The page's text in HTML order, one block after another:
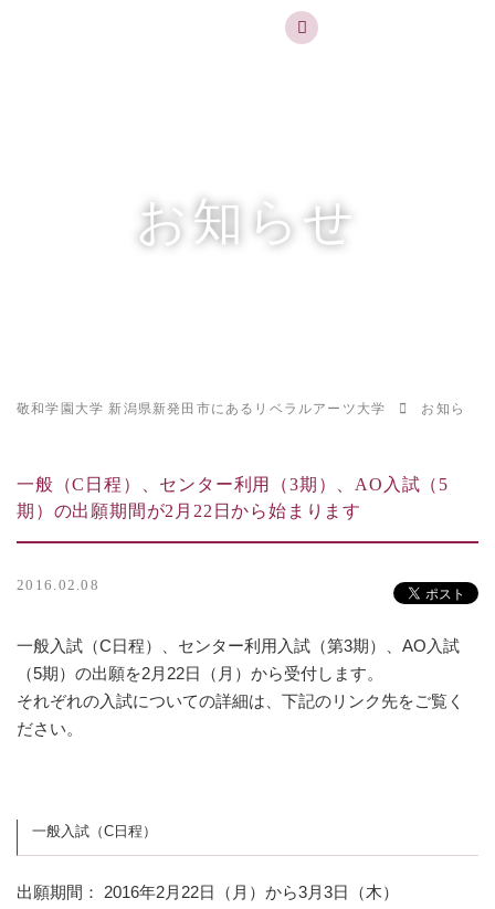
お知らせ
敬和学園大学 新潟県新発田市にあるリベラルアーツ大学 お知らせ
一般（C日程）、センター利用（3期）、AO入試（5
期）の出願期間が2月22日から始まります
2016.02.08
一般入試（C日程）、センター利用入試（第3期）、AO入試
（5期）の出願を2月22日（月）から受付します。
それぞれの入試についての詳細は、下記のリンク先をご覧く
ださい。
一般入試（C日程）
出願期間： 2016年2月22日（月）から3月3日（木）